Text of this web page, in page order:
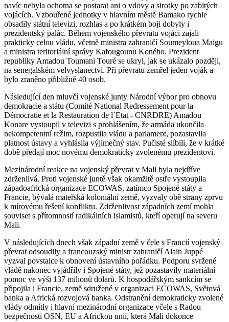
navíc nebyla ochotna se postarat ani o vdovy a sirotky po zabitých
vojácích. Vzbouřené jednotky v hlavním městě Bamako rychle
obsadily státní televizi, rozhlas a po krátkém boji dobyly i
prezidentský palác. Během vojenského převratu vojáci zajali
prakticky celou vládu, včetně ministra zahraničí Soumeyloua Maigu
a ministra teritoriální správy Kafougounu Koného. Prezident
republiky Amadou Toumani Touré se ukryl, jak se ukázalo později,
na senegalském velvyslanectví. Při převratu zemřel jeden voják a
bylo zraněno přibližně 40 osob.
Následující den mluvčí vojenské junty Národní výbor pro obnovu
demokracie a státu (Comité National Redressement pour la
Démocratie et la Restauration de l´Etat - CNRDRE) Amadou
Konare vystoupil v televizi s prohlášením, že armáda ukončila
nekompetentní režim, rozpustila vládu a parlament, pozastavila
platnost ústavy a vyhlásila výjimečný stav. Pučisté slíbili, že v krátké
době předají moc novému demokraticky zvolenému prezidentovi.
Mezinárodní reakce na vojenský převrat v Mali byla nejdříve
zdrženlivá. Proti vojenské juntě však okamžitě ostře vystoupila
západoafrická organizace ECOWAS, zatímco Spojené státy a
Francie, bývalá mateřská koloniální země, vyzvaly obě strany zprvu
k mírovému řešení konfliktu. Zdrženlivost západních zemí mohla
souviset s přítomností radikálních islamistů, kteří operují na severu
Mali.
V následujících dnech však západní země v čele s Francií vojenský
převrat odsoudily a francouzský ministr zahraničí Alain Juppé
vyzval povstalce k obnovení ústavního pořádku. Podporu svržené
vládě nakonec vyjádřily i Spojené státy, jež pozastavily materiální
pomoc ve výši 137 milionů dolarů. K hospodářským sankcím se
připojila i Francie, země sdružené v organizaci ECOWAS, Světová
banka a Africká rozvojová banka. Odstranění demokraticky zvolené
vlády odmítly i hlavní mezinárodní organizace včele s Radou
bezpečnosti OSN, EU a Africkou unií, která Mali dokonce